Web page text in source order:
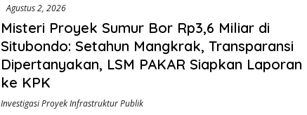
Agustus 2, 2026
Misteri Proyek Sumur Bor Rp3,6 Miliar di
Situbondo: Setahun Mangkrak, Transparansi
Dipertanyakan, LSM PAKAR Siapkan Laporan
ke KPK
Investigasi Proyek Infrastruktur Publik